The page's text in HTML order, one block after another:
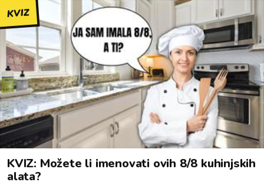
KVIZ
KVIZ: Možete li imenovati ovih 8/8 kuhinjskih
alata?